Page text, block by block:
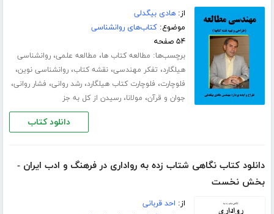
از:هادی بیگدلی
موضوع:کتاب‌های روانشناسی
۵۴ صفحه
برچسب‌ها: مطالعه کتاب ها، مطالعه علمی،روانشناسی
هیلگارد، تفکر مهندسی،نقشه کتاب،روانشناسی نوین،
فلوچارت، فلوچارت کتاب هیلگارد،رشد روانی، فشار روانی،
جوان و قرآن، مولانا،رسیدن از کل به جز
دانلود کتاب
دانلود کتاب نگاهی شتاب زده به رواداری در فرهنگ و ادب ایران -
بخش نخست
از: احد قربانی